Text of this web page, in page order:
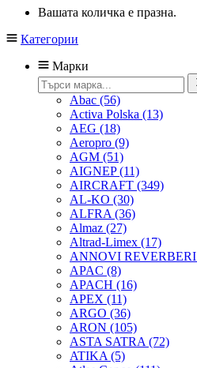
Вашата количка е празна.
Категории
Марки
Abac (56)
Activa Polska (13)
AEG (18)
Aeropro (9)
AGM (51)
AIGNEP(11)
AIRCRAFT (349)
AL-KO (30)
ALFRA (36)
Almaz (27)
Altrad-Limex (17)
ANNOVI REVERBERI
APAC (8)
APACH (16)
APEX (11)
ARGO (36)
ARON (105)
ASTA SATRA (72)
ATIKA (5)